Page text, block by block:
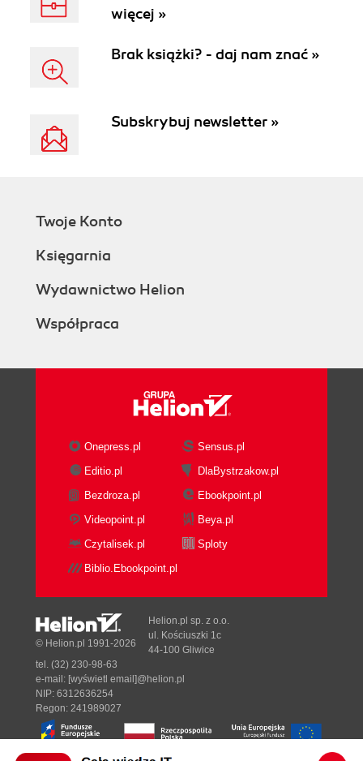
więcej »
Brak książki? - daj nam znać »
Subskrybuj newsletter »
Twoje Konto
Księgarnia
Wydawnictwo Helion
Współpraca
Onepress.pl
Sensus.pl
Editio.pl
DlaBystrzakow.pl
Bezdroza.pl
Ebookpoint.pl
Videopoint.pl
Beya.pl
Czytalisek.pl
Sploty
Biblio.Ebookpoint.pl
© Helion.pl 1991-2026
Helion.pl sp. z o.o.
ul. Kościuszki 1c
44-100 Gliwice
tel. (32) 230-98-63
e-mail: [wyświetl email]@helion.pl
NIP: 6312636254
Regon: 241989027